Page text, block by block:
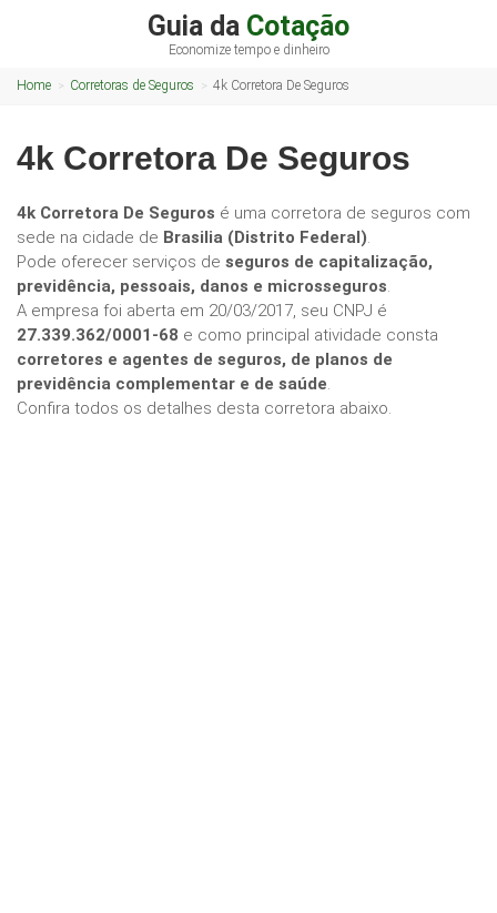
Guia da Cotação
Economize tempo e dinheiro
Home Corretoras de Seguros 4k Corretora De Seguros
4k Corretora De Seguros
4k Corretora De Seguros é uma corretora de seguros com
sede na cidade de Brasilia (Distrito Federal).
Pode oferecer serviços de seguros de capitalização,
previdência, pessoais, danos e microsseguros.
A empresa foi aberta em 20/03/2017, seu CNPJ é
27.339.362/0001-68 e como principal atividade consta
corretores e agentes de seguros, de planos de
previdência complementar e de saúde.
Confira todos os detalhes desta corretora abaixo.